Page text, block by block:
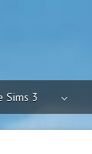
Sims 3